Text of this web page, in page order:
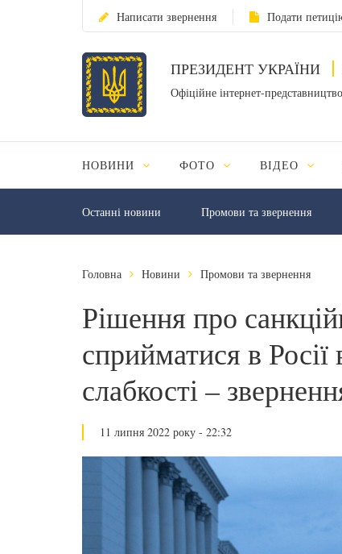
Написати звернення Подати
ПРЕЗИДЕНТ УКРАЇНИ
Офіційне інтернет-представництво
НОВИНИ ФОТО ВІДЕО
Останні новини Промови та звернення
Головна Новини Промови та звернення
Рішення про
сприйматися в
слабкості –
11 липня 2022 року - 22:32